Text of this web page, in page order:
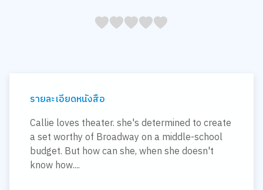
45
4
35
3
25
2
15
1
05
รายละเอียดหนังสือ
Callie loves theater. she's determined to create
a set worthy of Broadway on a middle-school
budget. But how can she, when she doesn't
know how....